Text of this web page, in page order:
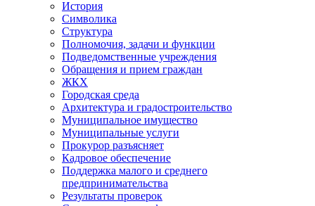
История
Символика
Структура
Полномочия, задачи и функции
Подведомственные учреждения
Обращения и прием граждан
ЖКХ
Городская среда
Архитектура и градостроительство
Муниципальное имущество
Муниципальные услуги
Прокурор разъясняет
Кадровое обеспечение
Поддержка малого и среднего
предпринимательства
Результаты проверок